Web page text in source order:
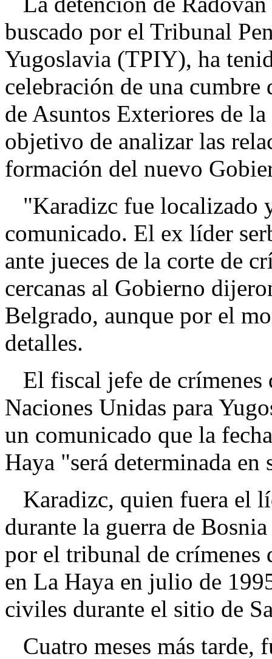
buscado por el Tribunal
Yugoslavia (TPIY), ha
celebración de una
de Asuntos Exteriores de
objetivo de analizar las
formación del nuevo
"Karadizc fue localizado
comunicado. El ex líder
ante jueces de la corte de
cercanas al Gobierno
Belgrado, aunque por el
detalles.
El fiscal jefe de crímenes
Naciones Unidas para
un comunicado que la
Haya "será determinada en
Karadizc, quien fuera el
durante la guerra de
por el tribunal de crímenes
en La Haya en julio de
civiles durante el sitio de
Cuatro meses más tarde,